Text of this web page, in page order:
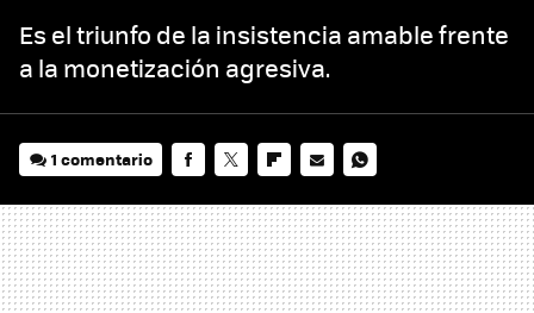
Es el triunfo de la insistencia amable frente
a la monetización agresiva.
1 comentario
MAIL